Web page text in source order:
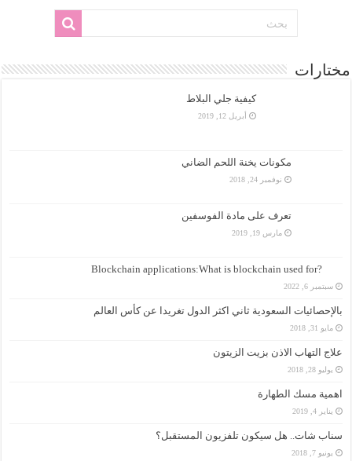
مختارات
كيفية جلي البلاط
أبريل 12, 2019
مكونات يخنة اللحم الضاني
نوفمبر 24, 2018
تعرف على مادة الفوسفين
مارس 19, 2019
?Blockchain applications:What is blockchain used for
سبتمبر 6, 2022
بالإحصائيات السعودية ثاني اكثر الدول تغريدا عن كأس العالم
مايو 31, 2018
علاج التهاب الاذن بزيت الزيتون
يوليو 28, 2018
اهمية مسك الطهارة
يناير 4, 2019
سناب شات.. هل سيكون تلفزيون المستقبل؟
يونيو 7, 2018